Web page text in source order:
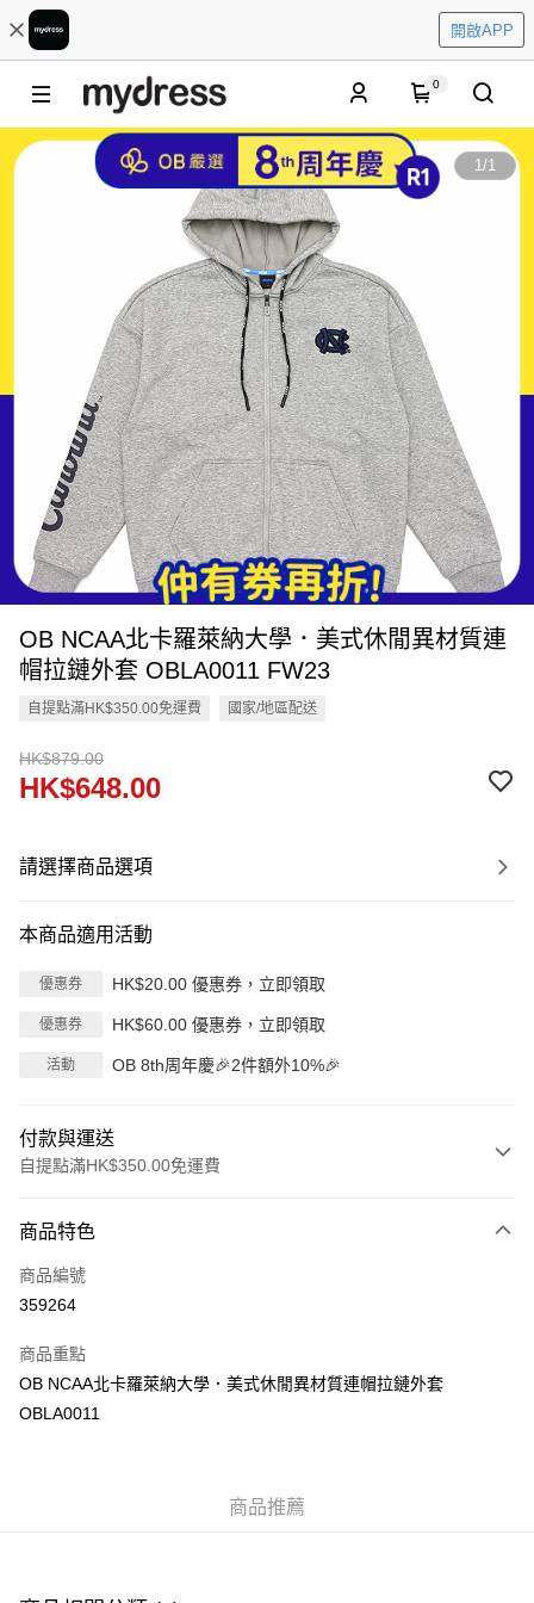
開啟APP
0
1/1
OB NCAA北卡羅萊納大學．美式休閒異材質連
帽拉鏈外套 OBLA0011 FW23
自提點滿HK$350.00免運費 國家/地區配送
HK$879.00
HK$648.00
請選擇商品選項
本商品適用活動
優惠券 HK$20.00 優惠券，立即領取
優惠券 HK$60.00 優惠券，立即領取
活動 OB 8th周年慶🎉2件額外10%🎉
付款與運送
自提點滿HK$350.00免運費
信用卡
Apple Pay
PayMe
WeChat Pay
付款後順豐站及營業點
商品特色
商品編號
359264
商品重點
OB NCAA北卡羅萊納大學．美式休閒異材質連帽拉鏈外套
OBLA0011
商品推薦